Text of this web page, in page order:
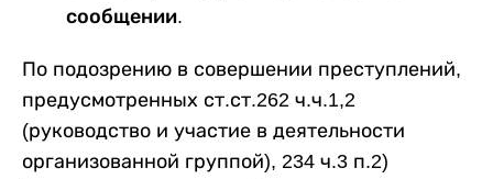
сообщении.
По подозрению в совершении преступлений,
предусмотренных ст.ст.262 ч.ч.1,2
(руководство и участие в деятельности
организованной группой), 234 ч.3 п.2)